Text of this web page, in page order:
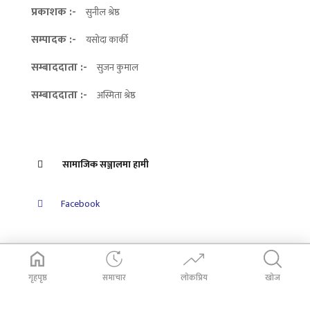
गृहपृष्ठ समाचार लोकप्रिय खोज
प्रकाशक :- सुनील श्रेष्ठ
सम्पादक :- यसोदा कार्की
सम्बाददाता :- सुजन कुमाल
सम्बाददाता :- अस्मिता श्रेष्ठ
सामाजिक सञ्जालमा हामी
Facebook